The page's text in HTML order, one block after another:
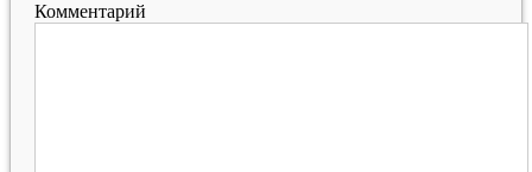
Комментарий